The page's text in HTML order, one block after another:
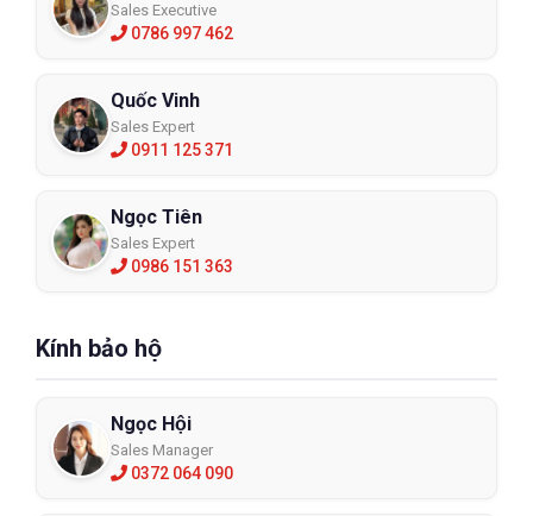
Sales Executive
0786 997 462
Quốc Vinh
Sales Expert
0911 125 371
Ngọc Tiên
Sales Expert
0986 151 363
Kính bảo hộ
Ngọc Hội
Sales Manager
0372 064 090